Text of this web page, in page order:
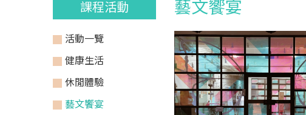
課程活動
活動一覽
健康生活
休閒體驗
藝文饗宴
藝文饗宴